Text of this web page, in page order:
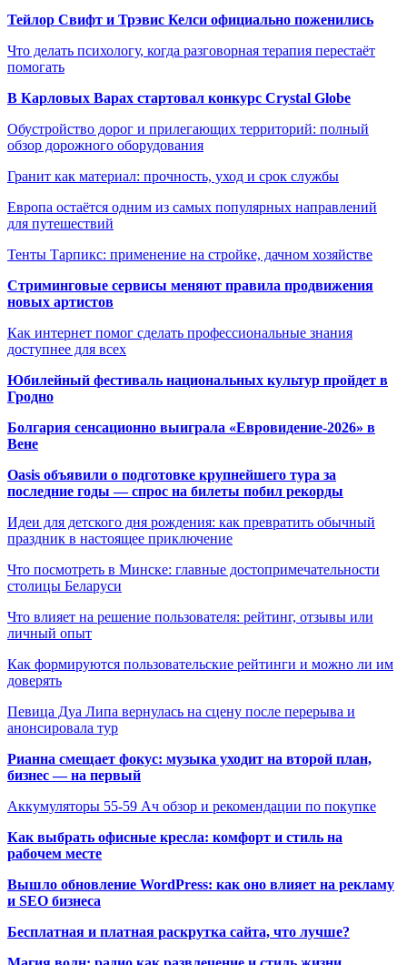
Тейлор Свифт и Трэвис Келси официально поженились
Что делать психологу, когда разговорная терапия перестаёт
помогать
В Карловых Варах стартовал конкурс Crystal Globe
Обустройство дорог и прилегающих территорий: полный
обзор дорожного оборудования
Гранит как материал: прочность, уход и срок службы
Европа остаётся одним из самых популярных направлений
для путешествий
Тенты Тарпикс: применение на стройке, дачном хозяйстве
Стриминговые сервисы меняют правила продвижения
новых артистов
Как интернет помог сделать профессиональные знания
доступнее для всех
Юбилейный фестиваль национальных культур пройдет в
Гродно
Болгария сенсационно выиграла «Евровидение-2026» в
Вене
Oasis объявили о подготовке крупнейшего тура за
последние годы — спрос на билеты побил рекорды
Идеи для детского дня рождения: как превратить обычный
праздник в настоящее приключение
Что посмотреть в Минске: главные достопримечательности
столицы Беларуси
Что влияет на решение пользователя: рейтинг, отзывы или
личный опыт
Как формируются пользовательские рейтинги и можно ли им
доверять
Певица Дуа Липа вернулась на сцену после перерыва и
анонсировала тур
Рианна смещает фокус: музыка уходит на второй план,
бизнес — на первый
Аккумуляторы 55-59 Ач обзор и рекомендации по покупке
Как выбрать офисные кресла: комфорт и стиль на
рабочем месте
Вышло обновление WordPress: как оно влияет на рекламу
и SEO бизнеса
Бесплатная и платная раскрутка сайта, что лучше?